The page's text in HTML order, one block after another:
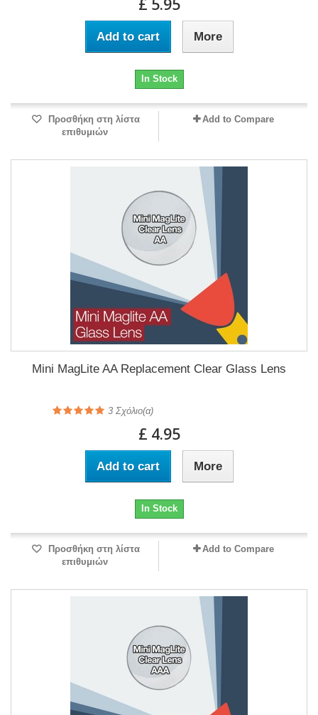
£ 5.95
Add to cart More
In Stock
Προσθήκη στη λίστα
επιθυμιών
Add to Compare
Mini MagLite AA Replacement Clear Glass Lens
3 Σχόλιο(α)
£ 4.95
Add to cart More
In Stock
Προσθήκη στη λίστα
επιθυμιών
Add to Compare